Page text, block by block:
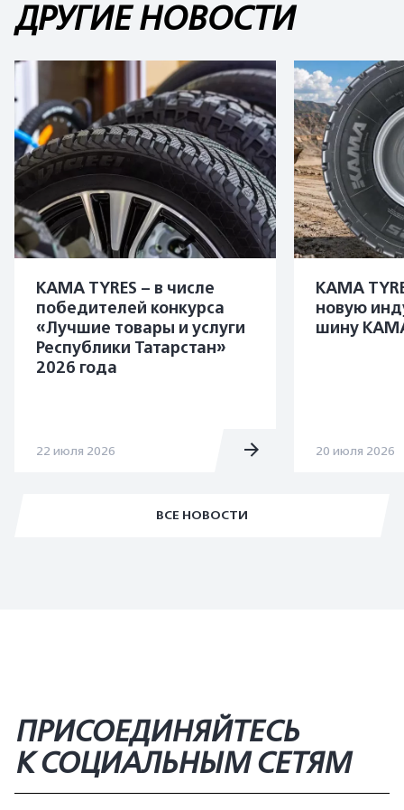
ДРУГИЕ НОВОСТИ
ВСЕ НОВОСТИ
KAMA TYRES – в числе
победителей конкурса
«Лучшие товары и услуги
Республики Татарстан»
2026 года
22 июля 2026
KAMA
новую
шину
20 июля 2026
ПРИСОЕДИНЯЙТЕСЬ
К СОЦИАЛЬНЫМ СЕТЯМ